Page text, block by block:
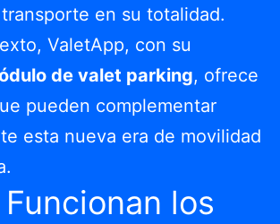
en su totalidad.
ValetApp, con su
de valet parking, ofrece
pueden complementar
esta nueva era de movilidad
los